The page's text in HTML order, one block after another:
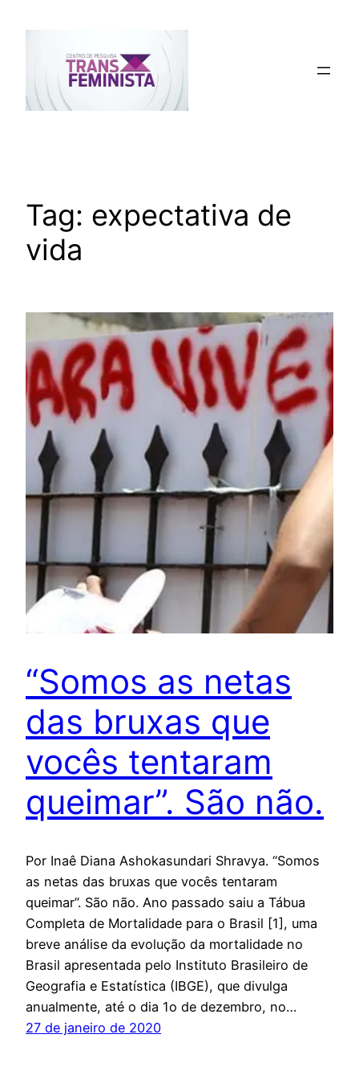
Tag: expectativa de
vida
“Somos as netas
das bruxas que
vocês tentaram
queimar”. São não.
Por Inaê Diana Ashokasundari Shravya. “Somos
as netas das bruxas que vocês tentaram
queimar”. São não. Ano passado saiu a Tábua
Completa de Mortalidade para o Brasil [1], uma
breve análise da evolução da mortalidade no
Brasil apresentada pelo Instituto Brasileiro de
Geografia e Estatística (IBGE), que divulga
anualmente, até o dia 1o de dezembro, no…
27 de janeiro de 2020